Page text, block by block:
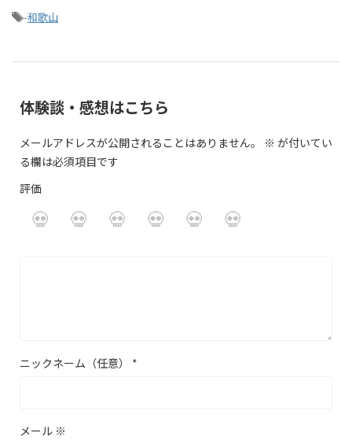
-和歌山
体験談・感想はこちら
メールアドレスが公開されることはありません。 ※ が付いてい
る欄は必須項目です
評価
ニックネーム（任意） *
メール ※